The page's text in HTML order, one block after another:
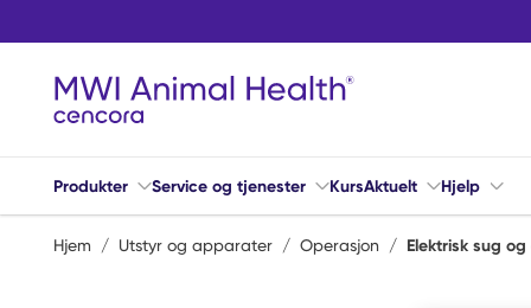
Produkter Service og tjenester KursAktuelt Hjelp
Hjem / Utstyr og apparater / Operasjon / Elektrisk sug